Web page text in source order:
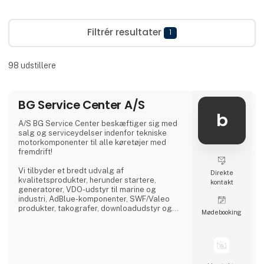
Filtrér resultater 1
98 udstillere
BG Service Center A/S
A/S BG Service Center beskæftiger sig med
salg og serviceydelser indenfor tekniske
motorkomponenter til alle køretøjer med
fremdrift!
Vi tilbyder et bredt udvalg af
kvalitetsprodukter, herunder startere,
generatorer, VDO-udstyr til marine og
industri, AdBlue-komponenter, SWF/Valeo
produkter, takografer, downloadudstyr og
b
Direkte
kontakt
Møde­booking